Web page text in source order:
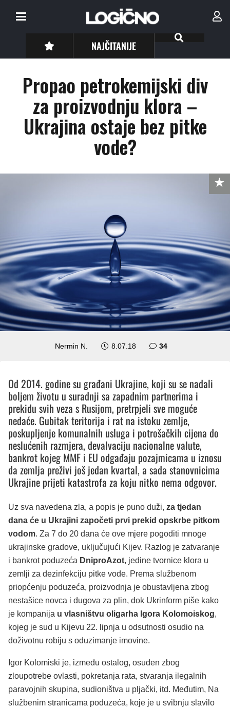
NAJČITANIJE
Propao petrokemijski div
za proizvodnju klora –
Ukrajina ostaje bez pitke
vode?
Nermin N. 8.07.18 34komentara
Od 2014. godine su građani Ukrajine, koji su se nadali
boljem životu u suradnji sa zapadnim partnerima i
prekidu svih veza s Rusijom, pretrpjeli sve moguće
nedaće. Gubitak teritorija i rat na istoku zemlje,
poskupljenje komunalnih usluga i potrošačkih cijena do
neslućenih razmjera, devalvaciju nacionalne valute,
bankrot kojeg MMF i EU odgađaju pozajmicama u iznosu
da zemlja preživi još jedan kvartal, a sada stanovnicima
Ukrajine prijeti katastrofa za koju nitko nema odgovor.
Uz sva navedena zla, a popis je puno duži, za tjedan
dana će u Ukrajini započeti prvi prekid opskrbe pitkom
vodom. Za 7 do 20 dana će ove mjere pogoditi mnoge
ukrajinske gradove, uključujući Kijev. Razlog je zatvaranje
i bankrot poduzeća DniproAzot, jedine tvornice klora u
zemlji za dezinfekciju pitke vode. Prema službenom
priopćenju poduzeća, proizvodnja je obustavljena zbog
nestašice novca i dugova za plin, dok Ukrinform piše kako
je kompanija u vlasništvu oligarha Igora Kolomoiskog,
kojeg je sud u Kijevu 22. lipnja u odsutnosti osudio na
doživotnu robiju s oduzimanje imovine.
Igor Kolomiski je, između ostalog, osuđen zbog
zloupotrebe ovlasti, pokretanja rata, stvaranja ilegalnih
paravojnih skupina, sudioništva u pljački, itd. Međutim, Na
službenim stranicama poduzeća, koje je u svibnju slavilo